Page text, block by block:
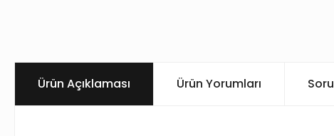
Ürün Açıklaması Ürün Yorumları